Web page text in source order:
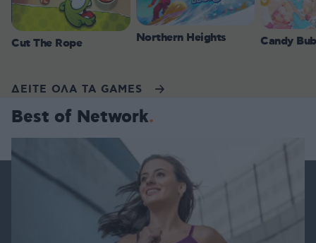
Cut The Rope Northern Heights Candy
ΔΕΙΤΕ ΟΛΑ ΤΑ GAMES
Best of Network